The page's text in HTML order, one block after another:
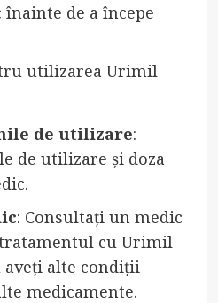
de a începe
utilizarea Urimil
de utilizare:
de utilizare și doza
: Consultați un medic
cu Urimil
aveți alte condiții
medicamente.